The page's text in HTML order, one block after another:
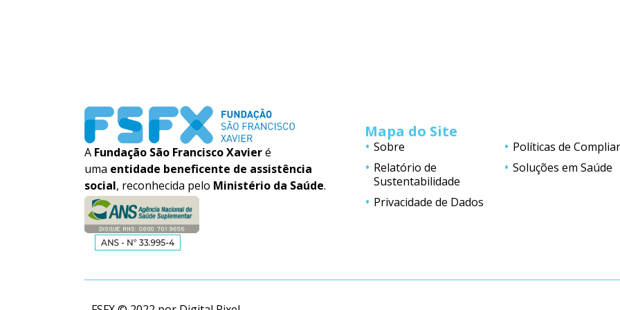
A Fundação São Francisco Xavieré
uma entidade beneficente de assistência
social, reconhecida pelo Ministério da Saúde.
Mapa do Site
Sobre
Políticas de
Relatório de
Sustentabilidade
Soluções em Saúde
Privacidade de Dados